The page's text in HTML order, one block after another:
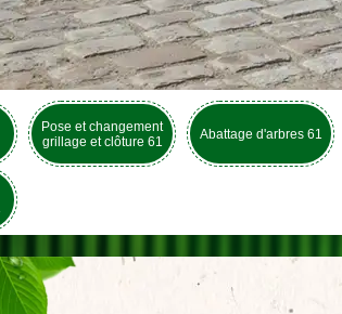
Pose et changement
grillage et clôture 61
Abattage d'arbres 61